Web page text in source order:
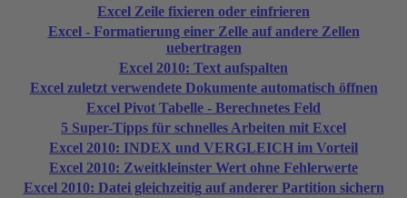
Excel Zeile fixieren oder einfrieren
Excel - Formatierung einer Zelle auf andere Zellen
uebertragen
Excel 2010: Text aufspalten
Excel zuletzt verwendete Dokumente automatisch öffnen
Excel Pivot Tabelle - Berechnetes Feld
5 Super-Tipps für schnelles Arbeiten mit Excel
Excel 2010: INDEX und VERGLEICH im Vorteil
Excel 2010: Zweitkleinster Wert ohne Fehlerwerte
Excel 2010: Datei gleichzeitig auf anderer Partition sichern